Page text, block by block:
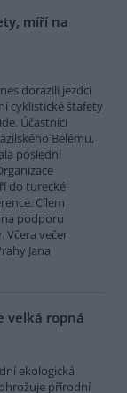
míří na
dorazili jezdci
cyklistické štafety
Účastníci
Belému,
poslední
do turecké
Cílem
na podporu
Včera večer
Jana
velká ropná
ekologická
přírodní